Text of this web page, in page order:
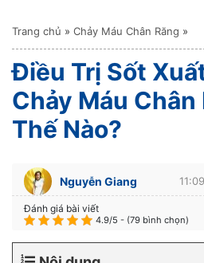
Trang chủ » Chảy Máu Chân Răng »
Điều Trị Sốt
Chảy Máu Chân
Thế Nào?
Nguyễn Giang
Đánh giá bài viết
4.9/5 - (79 bình chọn)